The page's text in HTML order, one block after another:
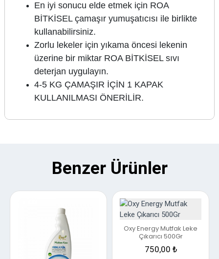
En iyi sonucu elde etmek için ROA
BİTKİSEL çamaşır yumuşatıcısı ile birlikte
kullanabilirsiniz.
Zorlu lekeler için yıkama öncesi lekenin
üzerine bir miktar ROA BİTKİSEL sıvı
deterjan uygulayın.
4-5 KG ÇAMAŞIR İÇİN 1 KAPAK
KULLANILMASI ÖNERİLİR.
Benzer Ürünler
Oxy Energy Mutfak Leke
Çıkarıcı 500Gr
750,00 ₺